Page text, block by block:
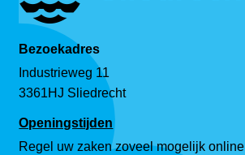
Bezoekadres
Industrieweg 11
3361HJ Sliedrecht
Openingstijden
Regel uw zaken zoveel mogelijk online